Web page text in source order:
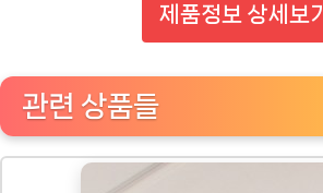
제품정보 상세보기
관련 상품들